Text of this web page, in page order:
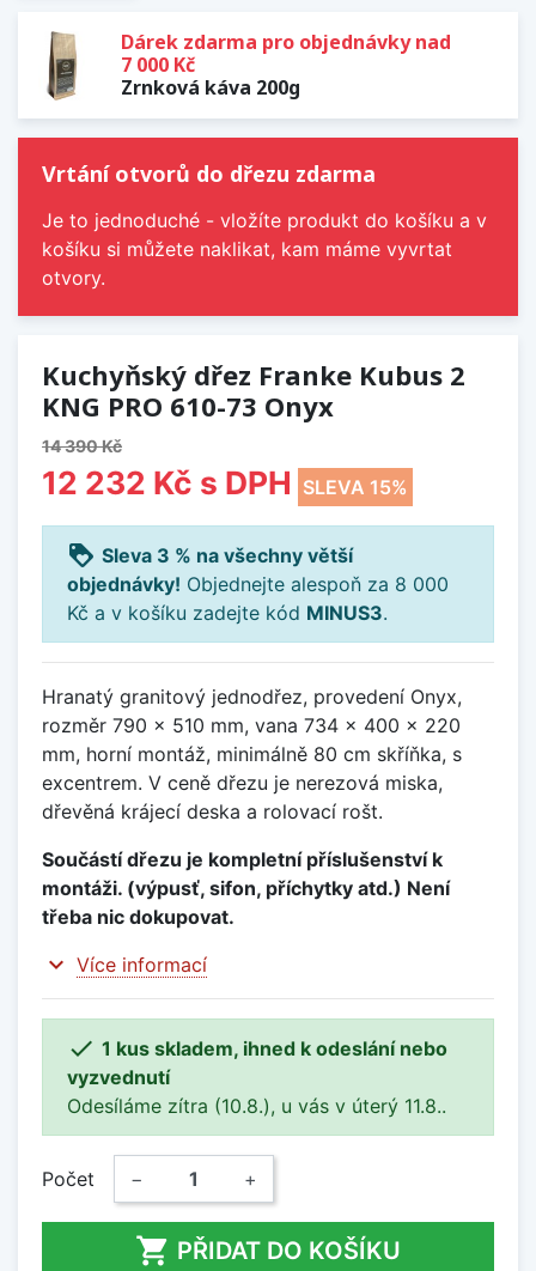
Dárek zdarma pro objednávky nad
7 000 Kč
Zrnková káva 200g
Vrtání otvorů do dřezu zdarma
Je to jednoduché - vložíte produkt do košíku a v
košíku si můžete naklikat, kam máme vyvrtat
otvory.
Kuchyňský dřez Franke Kubus 2
KNG PRO 610-73 Onyx
14 390 Kč
12 232 Kč s DPH SLEVA 15%
loyalty Sleva 3 % na všechny větší
objednávky! Objednejte alespoň za 8 000
Kč a v košíku zadejte kód MINUS3.
Hranatý granitový jednodřez, provedení Onyx,
rozměr 790 x 510 mm, vana 734 x 400 x 220
mm, horní montáž, minimálně 80 cm skříňka, s
excentrem. V ceně dřezu je nerezová miska,
dřevěná krájecí deska a rolovací rošt.
Součástí dřezu je kompletní příslušenství k
montáži. (výpusť, sifon, příchytky atd.) Není
třeba nic dokupovat.
expand_more Více informací
 1 kus skladem, ihned k odeslání nebo
vyzvednutí
Odesíláme zítra (10.8.), u vás v úterý 11.8..
Počet − +
 PŘIDAT DO KOŠÍKU